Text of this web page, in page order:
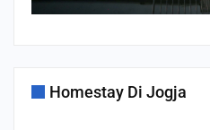
Homestay Di Jogja